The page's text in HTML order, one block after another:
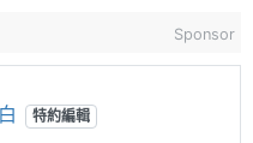
Sponsor
特約編輯